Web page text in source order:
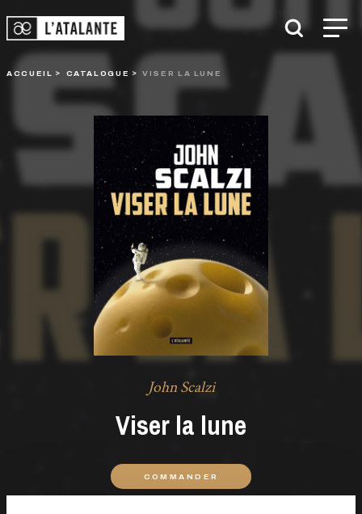
ACCUEIL CATALOGUE VISER LA LUNE
John Scalzi
Viser la lune
COMMANDER